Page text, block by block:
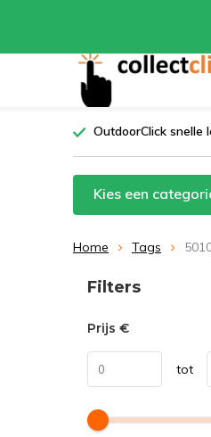
OutdoorClick snelle
Kies een
Home Tags
Sorteren op:
Filters
Prijs €
tot